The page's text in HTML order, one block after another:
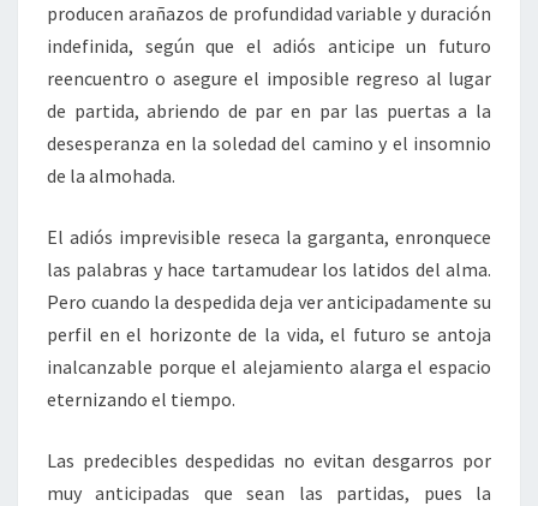
producen arañazos de profundidad variable y duración
indefinida, según que el adiós anticipe un futuro
reencuentro o asegure el imposible regreso al lugar
de partida, abriendo de par en par las puertas a la
desesperanza en la soledad del camino y el insomnio
de la almohada.
El adiós imprevisible reseca la garganta, enronquece
las palabras y hace tartamudear los latidos del alma.
Pero cuando la despedida deja ver anticipadamente su
perfil en el horizonte de la vida, el futuro se antoja
inalcanzable porque el alejamiento alarga el espacio
eternizando el tiempo.
Las predecibles despedidas no evitan desgarros por
muy anticipadas que sean las partidas, pues la